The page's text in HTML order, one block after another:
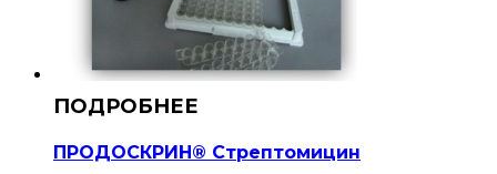
ПРОДОСКРИН® Стрептомицин